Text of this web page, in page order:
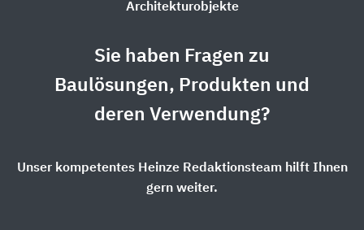
Architekturobjekte
Sie haben Fragen zu
Baulösungen, Produkten und
deren Verwendung?
Unser kompetentes Heinze Redaktionsteam hilft Ihnen
gern weiter.